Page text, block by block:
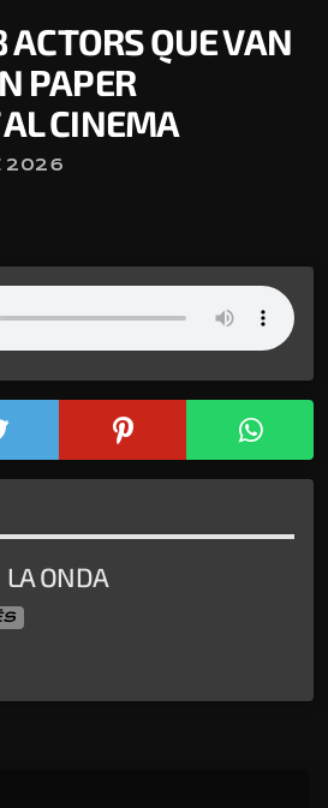
QUE VAN
PAPER
CINEMA
2026
LA ONDA